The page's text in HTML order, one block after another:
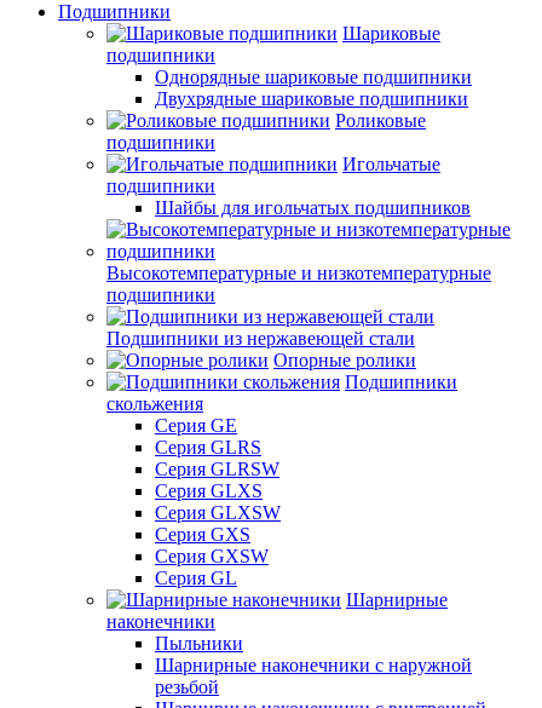
Подшипники
Шариковые
подшипники
Однорядные шариковые подшипники
Двухрядные шариковые подшипники
Роликовые
подшипники
Игольчатые
подшипники
Шайбы для игольчатых подшипников
Высокотемпературные и низкотемпературные
подшипники
Подшипники из нержавеющей стали
Опорные ролики
Подшипники
скольжения
Серия GE
Серия GLRS
Серия GLRSW
Серия GLXS
Серия GLXSW
Серия GXS
Серия GXSW
Серия GL
Шарнирные
наконечники
Пыльники
Шарнирные наконечники с наружной
резьбой